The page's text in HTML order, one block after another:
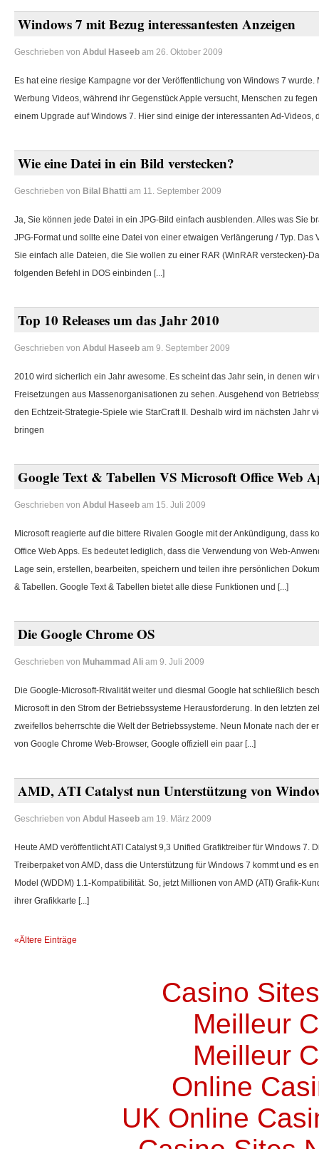
Windows 7 mit Bezug interessantesten Anzeigen
Geschrieben von Abdul Haseeb am 26. Oktober 2009
Es hat eine riesige Kampagne vor der Veröffentlichung von Windows 7 wurde.
Werbung Videos, während ihr Gegenstück Apple versucht, Menschen zu
einem Upgrade auf Windows 7. Hier sind einige der interessanten Ad-Videos,
Wie eine Datei in ein Bild verstecken?
Geschrieben von Bilal Bhatti am 11. September 2009
Ja, Sie können jede Datei in ein JPG-Bild einfach ausblenden.Alles was Sie
JPG-Format und sollte eine Datei von einer etwaigen Verlängerung / Typ. Das
Sie einfach alle Dateien, die Sie wollen zu einer RAR (WinRAR verstecken)-
folgenden Befehl in DOS einbinden [...]
Top 10 Releases um das Jahr 2010
Geschrieben von Abdul Haseeb am 9. September 2009
2010 wird sicherlich ein Jahr awesome. Es scheint das Jahr sein, in denen
Freisetzungen aus Massenorganisationen zu sehen.Ausgehend von
den Echtzeit-Strategie-Spiele wie StarCraft II. Deshalb wird im nächsten Jahr
bringen
Google Text & Tabellen VS Microsoft Office Web
Geschrieben von Abdul Haseeb am 15. Juli 2009
Microsoft reagierte auf die bittere Rivalen Google mit der Ankündigung, dass
Office Web Apps. Es bedeutet lediglich, dass die Verwendung von Web-
Lage sein, erstellen, bearbeiten, speichern und teilen ihre persönlichen
& Tabellen. Google Text & Tabellen bietet alle diese Funktionen und [...]
Die Google Chrome OS
Geschrieben von Muhammad Ali am 9. Juli 2009
Die Google-Microsoft-Rivalität weiter und diesmal Google hat schließlich
Microsoft in den Strom der Betriebssysteme Herausforderung. In den letzten
zweifellos beherrschte die Welt der Betriebssysteme. Neun Monate nach der
von Google Chrome Web-Browser, Google offiziell ein paar [...]
AMD, ATI Catalyst nun Unterstützung von
Geschrieben von Abdul Haseeb am 19. März 2009
Heute AMD veröffentlicht ATI Catalyst 9,3 Unified Grafiktreiber für Windows 7.
Treiberpaket von AMD, dass die Unterstützung für Windows 7 kommt und es
Model (WDDM) 1.1-Kompatibilität. So, jetzt Millionen von AMD (ATI) Grafik-
ihrer Grafikkarte [...]
«Ältere Einträge
Casino
Meilleur
Meilleur
Online
UK Online